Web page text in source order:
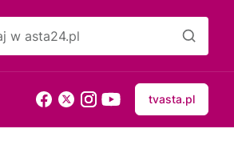
tvasta.pl